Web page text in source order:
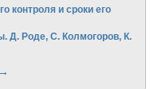
контроля и сроки его
Д. Роде, С. Колмогоров, К.
→